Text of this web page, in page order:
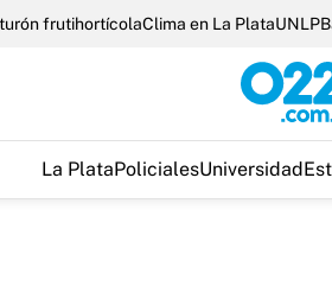
frutihortícolaClima en La PlataUNLP
La PlataPolicialesUniversidad